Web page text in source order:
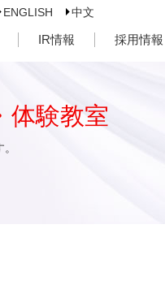
ENGLISH 中文
IR情報 採用情報
体験教室